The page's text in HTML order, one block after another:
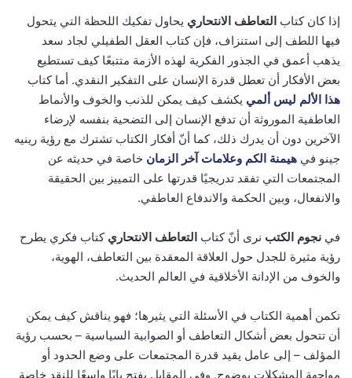
إذا كان كتاب التعاطف الانتحاري يحاول تفكيك اللحظة التي يتحول
فيها اللطف إلى استنزاف، فإن كتاب العقل الطفيلي لجاد سعد
يذهب أعمق في الجذور الفكرية لهذه الأزمة متتبعًا كيف تستطيع
بعض الأفكار أن تعطل قدرة الإنسان على التفكير النقدي. أما كتاب
هذا الألم ليس ألمي يكشف كيف يمكن للذنب والخوف والأنماط
العاطفية الموروثة أن تدفع الإنسان إلى التضحية بنفسه لإرضاء
الآخرين دون أن يدرك ذلك، كما أنّ أفكار الكتاب تشترك مع رؤية رينيه
جينو في هيمنة الكم وعلامات آخر الزمان خاصة في حديثه عن
المجتمعات التي تفقد تدريجيًا قدرتها على التمييز بين الحقيقة
والانفعال، وبين الحكمة والاندفاع العاطفي.
في نجوم الكتب نرى أنّ كتاب التعاطف الانتحاري كتاب فكري يطرح
رؤية مثيرة للجدل حول العلاقة المعقدة بين التعاطف، الهوية،
والخوف من الإدانة الأخلاقية في العالم الحديث.
تكمن أهمية الكتاب في الأسئلة التي يثيرها؛ فهو يناقش كيف يمكن
أن تتحول بعض أشكال التعاطف أو الصوابية السياسية – بحسب رؤية
المؤلف – إلى عامل يقيد قدرة المجتمعات على وضع الحدود أو
مواجهة المشكلات بوضوح. وفي المقابل يفتح بابًا واسعًا للنقد خاصة